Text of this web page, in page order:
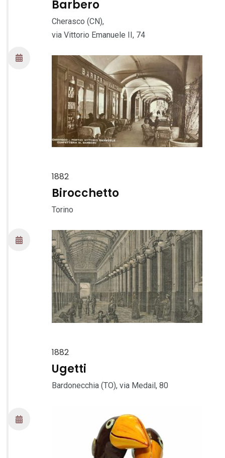
Barbero
Cherasco (CN),
via Vittorio Emanuele II, 74
1882
Birocchetto
Torino
1882
Ugetti
Bardonecchia (TO), via Medail, 80